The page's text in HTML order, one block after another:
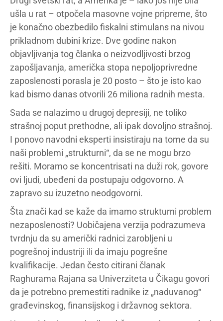
ušla u rat – otpočela masovne vojne pripreme, što
je konačno obezbedilo fiskalni stimulans na nivou
prikladnom dubini krize. Dve godine nakon
objavljivanja tog članka o neizvodljivosti brzog
zapošljavanja, američka stopa nepoljoprivredne
zaposlenosti porasla je 20 posto – što je isto kao
kad bismo danas otvorili 26 miliona radnih mesta.
Sada se nalazimo u drugoj depresiji, ne toliko
strašnoj poput prethodne, ali ipak dovoljno strašnoj.
I ponovo navodni eksperti insistiraju na tome da su
naši problemi „strukturni“, da se ne mogu brzo
rešiti. Moramo se koncentrisati na duži rok, govore
ovi ljudi, ubeđeni da postupaju odgovorno. A
zapravo su izuzetno neodgovorni.
Šta znači kad se kaže da imamo strukturni problem
nezaposlenosti? Uobičajena verzija podrazumeva
tvrdnju da su američki radnici zarobljeni u
pogrešnoj industriji ili da imaju pogrešne
kvalifikacije. Jedan često citirani članak
Raghurama Rajana sa Univerziteta u Čikagu govori
da je potrebno premestiti radnike iz „naduvanog“
građevinskog, finansijskog i državnog sektora.